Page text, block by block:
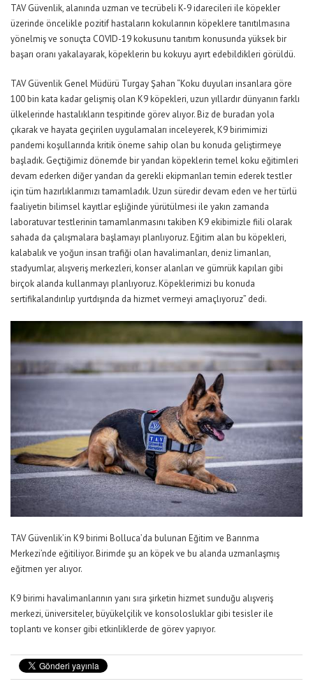
TAV Güvenlik, alanında uzman ve tecrübeli K-9 idarecileri ile köpekler
üzerinde öncelikle pozitif hastaların kokularının köpeklere tanıtılmasına
yönelmiş ve sonuçta COVID-19 kokusunu tanıtım konusunda yüksek bir
başarı oranı yakalayarak, köpeklerin bu kokuyu ayırt edebildikleri görüldü.
TAV Güvenlik Genel Müdürü Turgay Şahan “Koku duyuları insanlara göre
100 bin kata kadar gelişmiş olan K9 köpekleri, uzun yıllardır dünyanın farklı
ülkelerinde hastalıkların tespitinde görev alıyor. Biz de buradan yola
çıkarak ve hayata geçirilen uygulamaları inceleyerek, K9 birimimizi
pandemi koşullarında kritik öneme sahip olan bu konuda geliştirmeye
başladık. Geçtiğimiz dönemde bir yandan köpeklerin temel koku eğitimleri
devam ederken diğer yandan da gerekli ekipmanları temin ederek testler
için tüm hazırlıklarımızı tamamladık. Uzun süredir devam eden ve her türlü
faaliyetin bilimsel kayıtlar eşliğinde yürütülmesi ile yakın zamanda
laboratuvar testlerinin tamamlanmasını takiben K9 ekibimizle fiili olarak
sahada da çalışmalara başlamayı planlıyoruz. Eğitim alan bu köpekleri,
kalabalık ve yoğun insan trafiği olan havalimanları, deniz limanları,
stadyumlar, alışveriş merkezleri, konser alanları ve gümrük kapıları gibi
birçok alanda kullanmayı planlıyoruz. Köpeklerimizi bu konuda
sertifikalandırılıp yurtdışında da hizmet vermeyi amaçlıyoruz” dedi.
TAV Güvenlik’in K9 birimi Bolluca’da bulunan Eğitim ve Barınma
Merkezi’nde eğitiliyor. Birimde şu an köpek ve bu alanda uzmanlaşmış
eğitmen yer alıyor.
K9 birimi havalimanlarının yanı sıra şirketin hizmet sunduğu alışveriş
merkezi, üniversiteler, büyükelçilik ve konsolosluklar gibi tesisler ile
toplantı ve konser gibi etkinliklerde de görev yapıyor.